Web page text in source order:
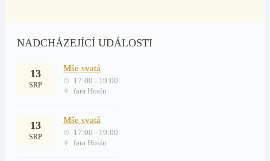
NADCHÁZEJÍCÍ UDÁLOSTI
13
SRP
Mše svatá
17:00 - 19:00
fara Hosín
13
SRP
Mše svatá
17:00 - 19:00
fara Hosín